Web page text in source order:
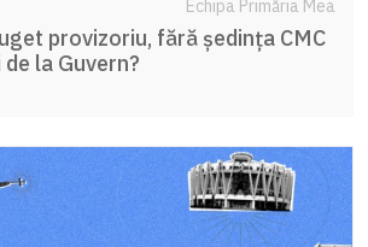
Echipa Primăria Mea
provizoriu, fără ședința CMC
la Guvern?